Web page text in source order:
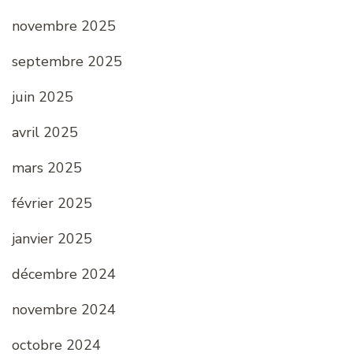
novembre 2025
septembre 2025
juin 2025
avril 2025
mars 2025
février 2025
janvier 2025
décembre 2024
novembre 2024
octobre 2024